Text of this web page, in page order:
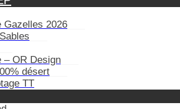
Gazelles 2026
– OR Design
désert
TT